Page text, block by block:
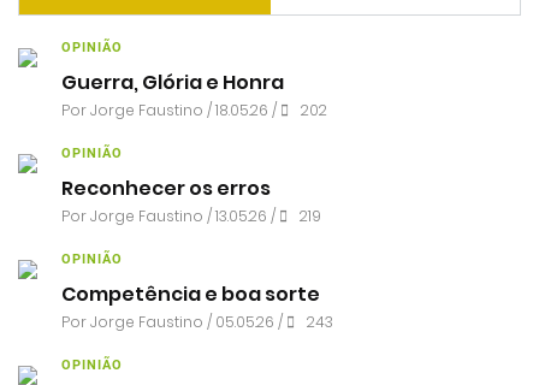
OPINIÃO
Guerra, Glória e Honra
PorJorge Faustino / 18.05.26 / 202
OPINIÃO
Reconhecer os erros
PorJorge Faustino / 13.05.26 / 219
OPINIÃO
Competência e boa sorte
PorJorge Faustino / 05.05.26 / 243
OPINIÃO